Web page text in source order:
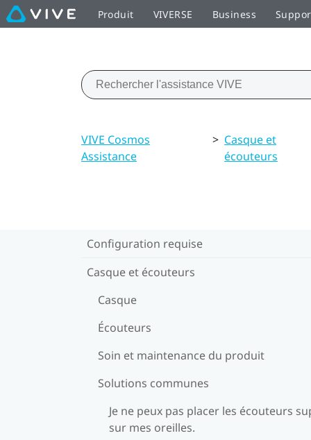
Produit VIVERSE Business
VIVE Cosmos
Assistance
> Casque et
écouteurs
Configuration requise
Casque et écouteurs
Casque
Écouteurs
Soin et maintenance du produit
Solutions communes
Je ne peux pas placer les écouteurs
sur mes oreilles.